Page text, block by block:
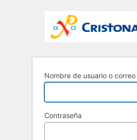
Nombre de usuario o
Contraseña